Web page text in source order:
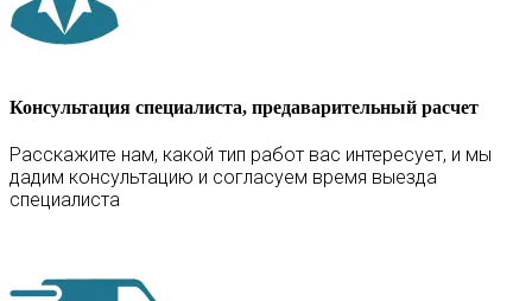
Консультация специалиста, предаварительный расчет
Расскажите нам, какой тип работ вас интересует, и мы
дадим консультацию и согласуем время выезда
специалиста